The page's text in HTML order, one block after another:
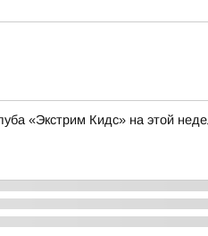
«Экстрим Кидс» на этой